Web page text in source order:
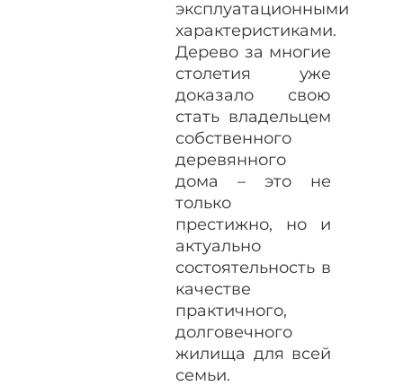
эксплуатационными
характеристиками.
Дерево за многие
столетия уже
доказало свою
стать владельцем
собственного
деревянного
дома – это не
только
престижно, но и
актуально
состоятельность в
качестве
практичного,
долговечного
жилища для всей
семьи.